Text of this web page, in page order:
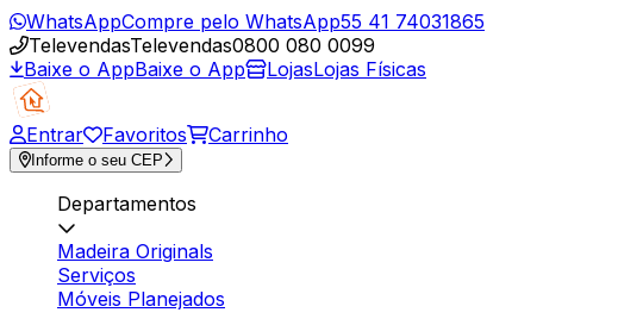
WhatsAppCompre pelo WhatsApp55 41 74031865
TelevendasTelevendas0800 080 0099
Baixe o AppBaixe o App LojasLojas Físicas
Entrar Favoritos Carrinho
Informe o seu CEP
Departamentos
Madeira Originals
Serviços
Móveis Planejados